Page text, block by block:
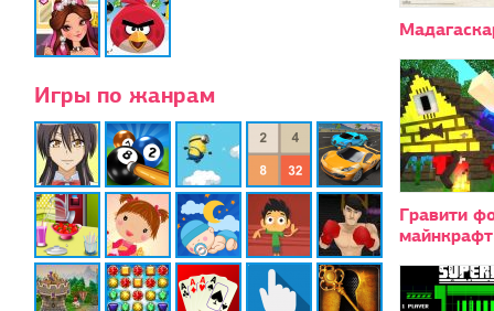
Игры по жанрам
Гравити
майнкрафт